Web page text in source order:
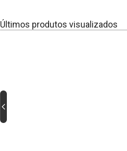
Últimos produtos visualizados